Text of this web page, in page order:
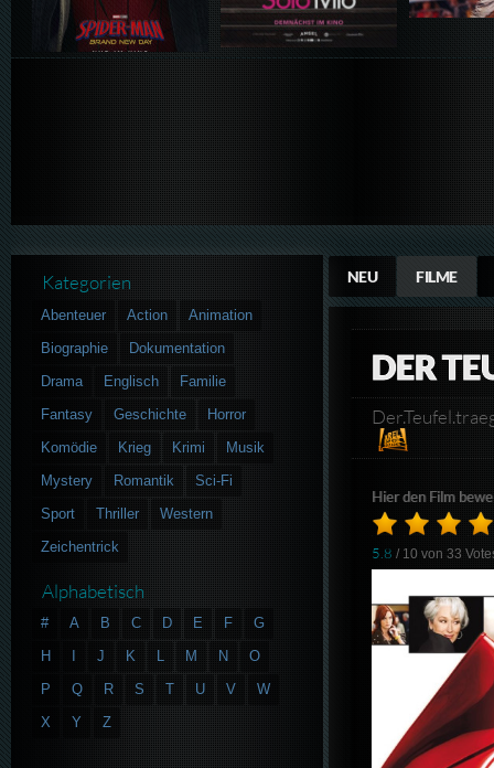
NEU FILME
DER
Hier den Film
5.8 / 10 von33
Kategorien
Abenteuer Action
Animation
Biographie
Dokumentation
Drama
Englisch
Familie
Fantasy
Geschichte
Horror
Komödie
Krieg Krimi
Musik
Mystery
Romantik
Sci-Fi
Sport
Thriller
Western
Zeichentrick
Alphabetisch
# A B C D E F
G
H
J K L M N
O
P
Q R S T U V
W
X
Y Z